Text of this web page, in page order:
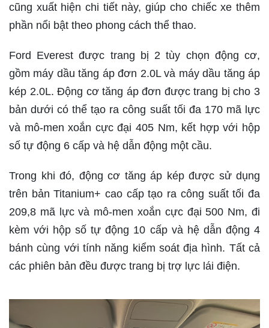
cũng xuất hiện chi tiết này, giúp cho chiếc xe thêm
phần nổi bật theo phong cách thể thao.
Ford Everest được trang bị 2 tùy chọn động cơ,
gồm máy dầu tăng áp đơn 2.0L và máy dầu tăng áp
kép 2.0L. Động cơ tăng áp đơn được trang bị cho 3
bản dưới có thể tạo ra công suất tối đa 170 mã lực
và mô-men xoắn cực đại 405 Nm, kết hợp với hộp
số tự động 6 cấp và hệ dẫn động một cầu.
Trong khi đó, động cơ tăng áp kép được sử dụng
trên bản Titanium+ cao cấp tạo ra công suất tối đa
209,8 mã lực và mô-men xoắn cực đại 500 Nm, đi
kèm với hộp số tự động 10 cấp và hệ dẫn động 4
bánh cùng với tính năng kiểm soát địa hình. Tất cả
các phiên bản đều được trang bị trợ lực lái điện.